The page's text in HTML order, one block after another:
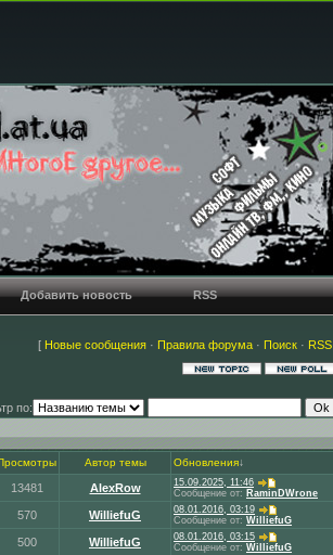
Добавить новость RSS
[ Новые сообщения · Правила форума · Поиск · RSS
по:
Автор темы Обновления↓
13481 AlexRow
15.09.2025, 11:46
Сообщение от: RaminDWrone
570 WilliefuG
08.01.2016, 03:19
Сообщение от: WilliefuG
500 WilliefuG
08.01.2016, 03:15
Сообщение от: WilliefuG